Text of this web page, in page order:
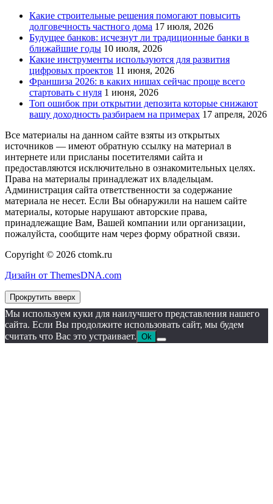
Какие строительные решения помогают повысить
долговечность частного дома 17 июля, 2026
Будущее банков: исчезнут ли традиционные банки в
ближайшие годы 10 июля, 2026
Какие инструменты используются для развития
цифровых проектов 11 июня, 2026
Франшиза 2026: в каких нишах сейчас проще всего
стартовать с нуля 1 июня, 2026
Топ ошибок при открытии депозита которые снижают
вашу доходность разбираем на примерах 17 апреля, 2026
Все материалы на данном сайте взяты из открытых
источников — имеют обратную ссылку на материал в
интернете или присланы посетителями сайта и
предоставляются исключительно в ознакомительных целях.
Права на материалы принадлежат их владельцам.
Администрация сайта ответственности за содержание
материала не несет. Если Вы обнаружили на нашем сайте
материалы, которые нарушают авторские права,
принадлежащие Вам, Вашей компании или организации,
пожалуйста, сообщите нам через форму обратной связи.
Copyright © 2026 ctomk.ru
Дизайн от ThemesDNA.com
Прокрутить вверх
Мы используем куки для наилучшего представления нашего
сайта. Если Вы продолжите использовать сайт, мы будем
считать что Вас это устраивает. Ok